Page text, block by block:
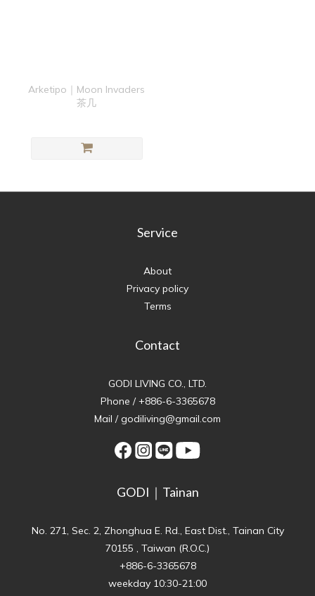
Arketipo｜Moon Invaders
茶几
Service
About
Privacy policy
Terms
Contact
GODI LIVING CO., LTD.
Phone / +886-6-3365678
Mail / godiliving@gmail.com
GODI｜Tainan
No. 271, Sec. 2, Zhonghua E. Rd., East Dist., Tainan City
70155 , Taiwan (R.O.C.)
+886-6-3365678
weekday 10:30-21:00